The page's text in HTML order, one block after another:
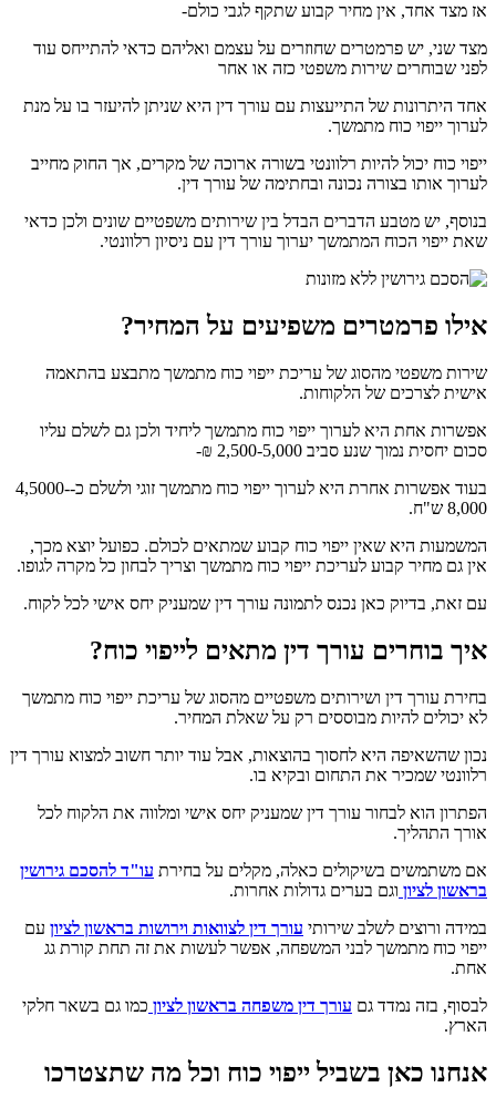
אז מצד אחד, אין מחיר קבוע שתקף לגבי כולם-
מצד שני, יש פרמטרים שחוזרים על עצמם ואליהם כדאי להתייחס עוד
לפני שבוחרים שירות משפטי כזה או אחר
אחד היתרונות של התייעצות עם עורך דין היא שניתן להיעזר בו על מנת
לערוך ייפוי כוח מתמשך.
ייפוי כוח יכול להיות רלוונטי בשורה ארוכה של מקרים, אך החוק מחייב
לערוך אותו בצורה נכונה ובחתימה של עורך דין.
בנוסף, יש מטבע הדברים הבדל בין שירותים משפטיים שונים ולכן כדאי
שאת ייפוי הכוח המתמשך יערוך עורך דין עם ניסיון רלוונטי.
אילו פרמטרים משפיעים על המחיר?
שירות משפטי מהסוג של עריכת ייפוי כוח מתמשך מתבצע בהתאמה
אישית לצרכים של הלקוחות.
אפשרות אחת היא לערוך ייפוי כוח מתמשך ליחיד ולכן גם לשלם עליו
סכום יחסית נמוך שנע סביב 2,500-5,000 ₪-
בעוד אפשרות אחרת היא לערוך ייפוי כוח מתמשך זוגי ולשלם כ-4,5000-
8,000 ש"ח.
המשמעות היא שאין ייפוי כוח קבוע שמתאים לכולם. כפועל יוצא מכך,
אין גם מחיר קבוע לעריכת ייפוי כוח מתמשך וצריך לבחון כל מקרה לגופו.
עם זאת, בדיוק כאן נכנס לתמונה עורך דין שמעניק יחס אישי לכל לקוח.
איך בוחרים עורך דין מתאים לייפוי כוח?
בחירת עורך דין ושירותים משפטיים מהסוג של עריכת ייפוי כוח מתמשך
לא יכולים להיות מבוססים רק על שאלת המחיר.
נכון שהשאיפה היא לחסוך בהוצאות, אבל עוד יותר חשוב למצוא עורך דין
רלוונטי שמכיר את התחום ובקיא בו.
הפתרון הוא לבחור עורך דין שמעניק יחס אישי ומלווה את הלקוח לכל
אורך התהליך.
אם משתמשים בשיקולים כאלה, מקלים על בחירת עו"ד להסכם גירושין
בראשון לציון וגם בערים גדולות אחרות.
במידה ורוצים לשלב שירותי עורך דין לצוואות וירושות בראשון לציון עם
ייפוי כוח מתמשך לבני המשפחה, אפשר לעשות את זה תחת קורת גג
אחת.
לבסוף, בזה נמדד גם עורך דין משפחה בראשון לציון כמו גם בשאר חלקי
הארץ.
אנחנו כאן בשביל ייפוי כוח וכל מה שתצטרכו